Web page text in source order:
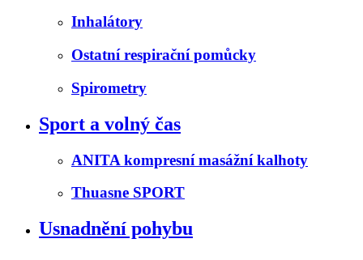
Inhalátory
Ostatní respirační pomůcky
Spirometry
Sport a volný čas
ANITA kompresní masážní kalhoty
Thuasne SPORT
Usnadnění pohybu